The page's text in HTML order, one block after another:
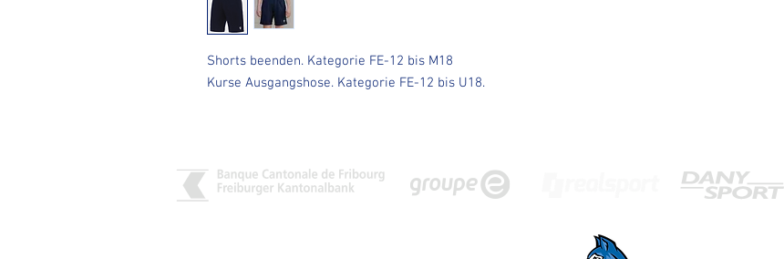
Shorts beenden. Kategorie FE-12 bis M18
Kurse Ausgangshose. Kategorie FE-12 bis U18.